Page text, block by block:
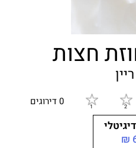
חצות
0 דירוגים